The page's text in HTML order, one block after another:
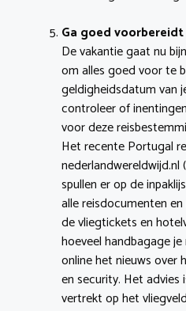
Ga goed
De vakantie gaat nu
om alles goed voor te
geldigheidsdatum van
controleer of
voor deze
Het recente Portugal
nederlandwereldwijd.nl
spullen er op de
alle reisdocumenten
de vliegtickets en
hoeveel handbagage
online het nieuws over
en security. Het advies
vertrekt op het